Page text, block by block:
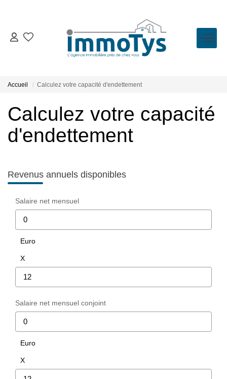
VENTE
LOCATION
ESTIMATION
BIENS VENDUS
L'AGENCE
Partenaires
CONTACT
Accueil Calculez votre capacité d'endettement
Calculez votre capacité
d'endettement
Revenus annuels disponibles
Salaire net mensuel
Euro
X
Salaire net mensuel conjoint
Euro
X